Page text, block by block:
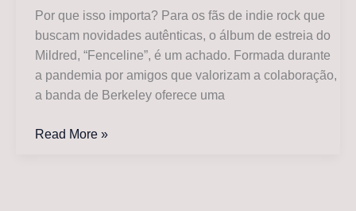
Por que isso importa? Para os fãs de indie rock que
buscam novidades autênticas, o álbum de estreia do
Mildred, “Fenceline”, é um achado. Formada durante
a pandemia por amigos que valorizam a colaboração,
a banda de Berkeley oferece uma
Mildred
Read More »